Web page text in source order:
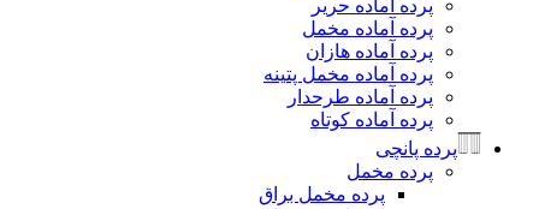
پرده آماده حریر
پرده آماده مخمل
پرده آماده هازان
پرده آماده مخمل پتینه
پرده آماده طرحدار
پرده آماده کوتاه
پانچی
پرده مخمل
پرده مخمل براق